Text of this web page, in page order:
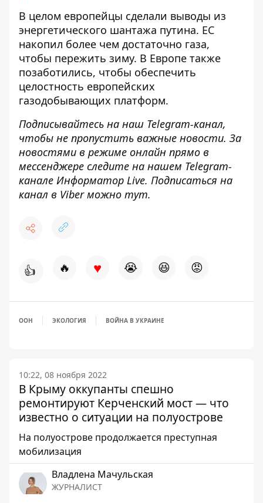
В целом европейцы сделали выводы из
энергетического шантажа путина. ЕС
накопил более чем достаточно газа,
чтобы пережить зиму. В Европе также
позаботились, чтобы обеспечить
целостность европейских
газодобывающих платформ.
Подписывайтесь на наш Telegram-канал,
чтобы не пропустить важные новости. За
новостями в режиме онлайн прямо в
мессенджере следите на нашем Telegram-
канале Информатор Live. Подписаться на
канал в Viber можно тут.
👍 🔥 ♥ 😭 😆 😡
ООН ЭКОЛОГИЯ ВОЙНА В УКРАИНЕ
10:22, 08 ноября 2022
В Крыму оккупанты спешно
ремонтируют Керченский мост — что
известно о ситуации на полуострове
На полуострове продолжается преступная
мобилизация
Владлена Мачульская
ЖУРНАЛИСТ